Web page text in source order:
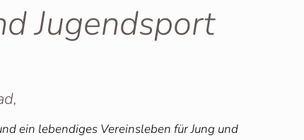
Jugendsport
ein lebendiges Vereinsleben für Jung und